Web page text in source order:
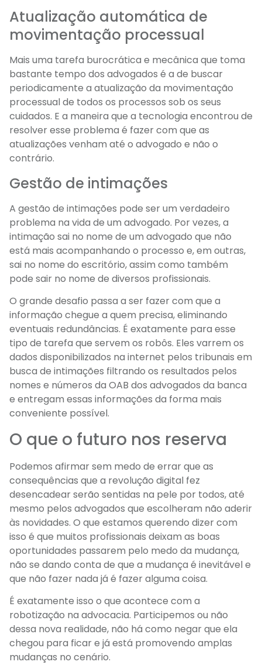
Atualização automática de
movimentação processual
Mais uma tarefa burocrática e mecânica que toma
bastante tempo dos advogados é a de buscar
periodicamente a atualização da movimentação
processual de todos os processos sob os seus
cuidados. E a maneira que a tecnologia encontrou de
resolver esse problema é fazer com que as
atualizações venham até o advogado e não o
contrário.
Gestão de intimações
A gestão de intimações pode ser um verdadeiro
problema na vida de um advogado. Por vezes, a
intimação sai no nome de um advogado que não
está mais acompanhando o processo e, em outras,
sai no nome do escritório, assim como também
pode sair no nome de diversos profissionais.
O grande desafio passa a ser fazer com que a
informação chegue a quem precisa, eliminando
eventuais redundâncias. É exatamente para esse
tipo de tarefa que servem os robôs. Eles varrem os
dados disponibilizados na internet pelos tribunais em
busca de intimações filtrando os resultados pelos
nomes e números da OAB dos advogados da banca
e entregam essas informações da forma mais
conveniente possível.
O que o futuro nos reserva
Podemos afirmar sem medo de errar que as
consequências que a revolução digital fez
desencadear serão sentidas na pele por todos, até
mesmo pelos advogados que escolheram não aderir
às novidades. O que estamos querendo dizer com
isso é que muitos profissionais deixam as boas
oportunidades passarem pelo medo da mudança,
não se dando conta de que a mudança é inevitável e
que não fazer nada já é fazer alguma coisa.
É exatamente isso o que acontece com a
robotização na advocacia. Participemos ou não
dessa nova realidade, não há como negar que ela
chegou para ficar e já está promovendo amplas
mudanças no cenário.